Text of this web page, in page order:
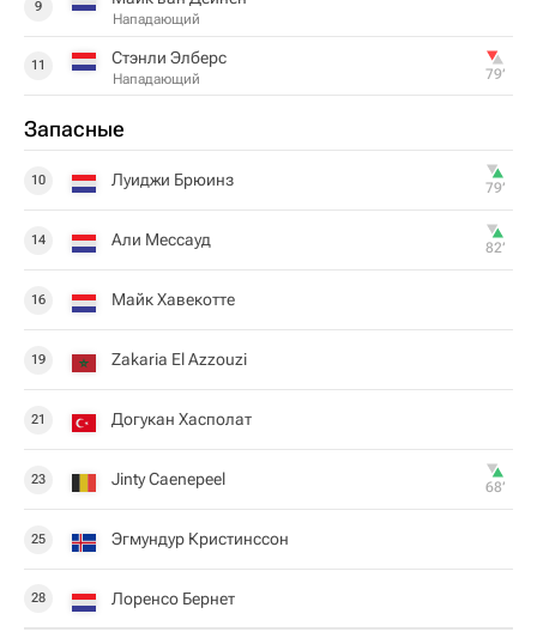
9
Нападающий
11 Стэнли Элберс
Нападающий 79‎’‎
Запасные
10 Луиджи Брюинз 79‎’‎
14 Али Мессауд 82‎’‎
16 Майк Хавекотте
19 Zakaria El Azzouzi
21 Догукан Хасполат
23 Jinty Caenepeel 68‎’‎
25 Эгмундур Кристинссон
28 Лоренсо Бернет